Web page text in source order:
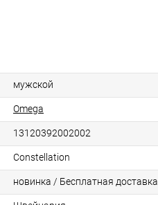
мужской
Omega
13120392002002
Constellation
новинка / Бесплатная доставка